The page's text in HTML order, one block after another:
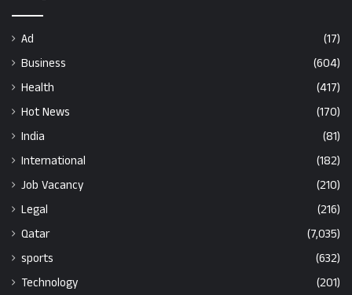
Ad
(17)
Business
(604)
Health
(417)
Hot News
(170)
India
(81)
International
(182)
Job Vacancy
(210)
Legal
(216)
Qatar
(7,035)
sports
(632)
Technology
(201)